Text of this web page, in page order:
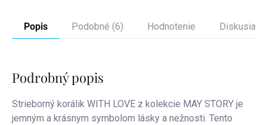
Popis Podobné (6) Hodnotenie Diskusia
Podrobný popis
Strieborný korálik WITH LOVE z kolekcie MAY STORY je
jemným a krásnym symbolom lásky a nežnosti. Tento